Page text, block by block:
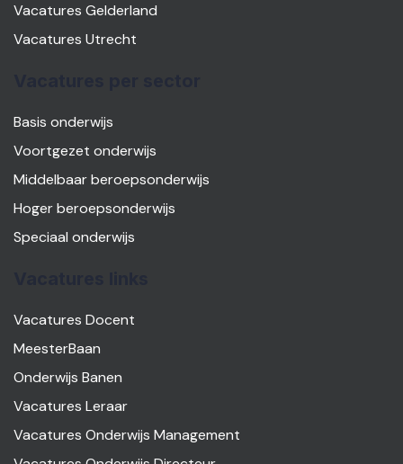
Vacatures Gelderland
Vacatures Utrecht
Basis onderwijs
Voortgezet onderwijs
Middelbaar beroepsonderwijs
Hoger beroepsonderwijs
Speciaal onderwijs
Vacatures Docent
MeesterBaan
Onderwijs Banen
Vacatures Leraar
Vacatures Onderwijs Management